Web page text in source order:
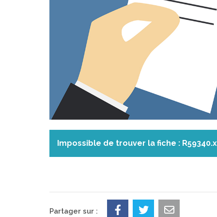
Impossible de trouver la fiche :
Partager sur :